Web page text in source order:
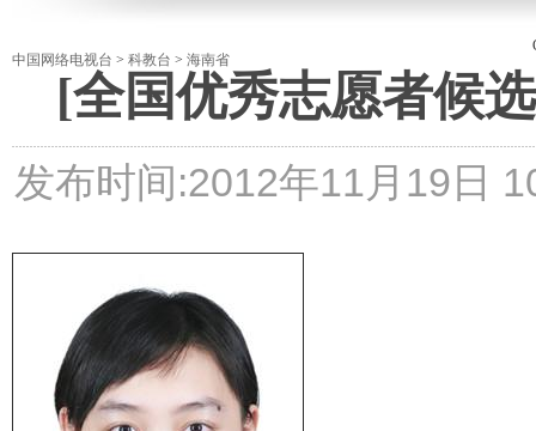
中国网络电视台 > 科教台 > 海南省
[全国优秀志愿者候
发布时间:2012年11月19日